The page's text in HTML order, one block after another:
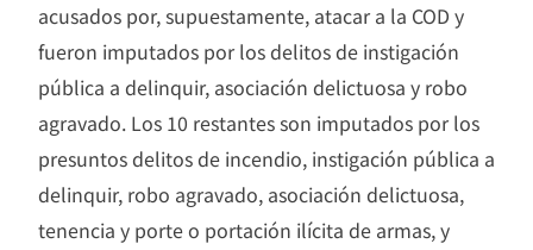
acusados por, supuestamente, atacar a la COD y
fueron imputados por los delitos de instigación
pública a delinquir, asociación delictuosa y robo
agravado. Los 10 restantes son imputados por los
presuntos delitos de incendio, instigación pública a
delinquir, robo agravado, asociación delictuosa,
tenencia y porte o portación ilícita de armas, y